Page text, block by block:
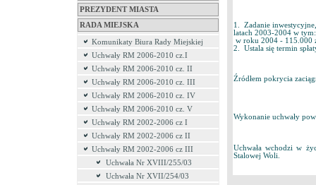
PREZYDENT MIASTA
RADA MIEJSKA
Komunikaty Biura Rady Miejskiej
Uchwały RM 2006-2010 cz.I
Uchwały RM 2006-2010 cz. II
Uchwały RM 2006-2010 cz. III
Uchwały RM 2006-2010 cz. IV
Uchwały RM 2006-2010 cz. V
Uchwały RM 2002-2006 cz I
Uchwały RM 2002-2006 cz II
Uchwały RM 2002-2006 cz III
Uchwała Nr XVIII/255/03
Uchwała Nr XVII/254/03
1. Zadanie
latach 2003-2004 w
w roku 2004 - 115.000
2. Ustala się termin
Źródłem pokrycia
Wykonanie uchwały
Uchwała wchodzi w
Stalowej Woli.